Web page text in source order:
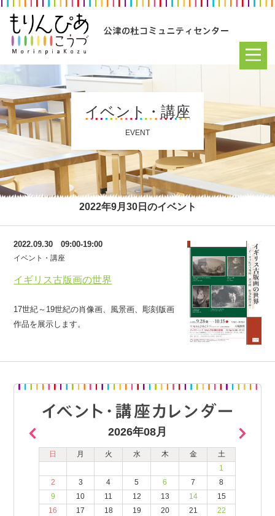
イベント・講座
EVENT
2022年9月30日のイベント
イギリス古版画の世界
2022.09.30 09:00-19:00
イベント・講座
17世紀～19世紀の肖像画、風景画、彫刻版画
作品を展示します。
2026年08月
日 月 火 水 木 金
土
1
2
3 4 5 6 7
8
9
10 11 12 13 14
15
16
17 18 19 20 21
22